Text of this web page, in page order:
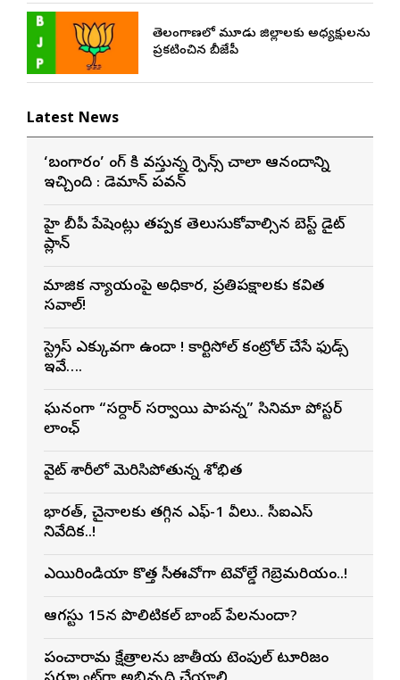
తెలంగాణలో మూడు జిల్లాలకు అధ్యక్షులను
ప్రకటించిన బీజేపీ
Latest News
‘బంగారం’ సాంగ్ కి వస్తున్న రెస్పాన్స్ చాలా ఆనందాన్ని
ఇచ్చింది : డెమాన్ పవన్
హై బీపీ పేషెంట్లు తప్పక తెలుసుకోవాల్సిన బెస్ట్ డైట్
ప్లాన్
సామాజిక న్యాయంపై అధికార, ప్రతిపక్షాలకు కవిత
సవాల్!
స్ట్రెస్ ఎక్కువగా ఉందా ! కార్టిసోల్ కంట్రోల్ చేసే ఫుడ్స్
ఇవే….
ఘనంగా “సర్దార్ సర్వాయి పాపన్న” సినిమా పోస్టర్
లాంఛ్
వైట్ శారీలో మెరిసిపోతున్న శోభిత
భారత్, చైనాలకు తగ్గిన ఎఫ్-1 వీసాలు.. సీఐఎస్
నివేదిక..!
ఎయిరిండియా కొత్త సీఈవోగా టెవోల్డే గెబ్రెమరియం..!
ఆగస్టు 15న పొలిటికల్ బాంబ్ పేలనుందా?
పంచారామ క్షేత్రాలను జాతీయ టెంపుల్ టూరిజం